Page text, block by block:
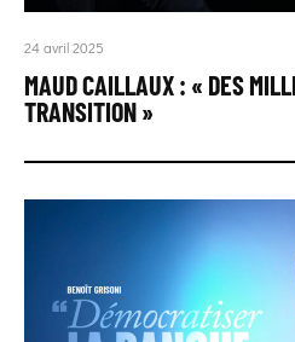
24 avril 2025
MAUD CAILLAUX : « DES
TRANSITION »